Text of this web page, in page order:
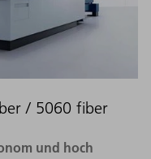
/ 5060 fiber
und hoch